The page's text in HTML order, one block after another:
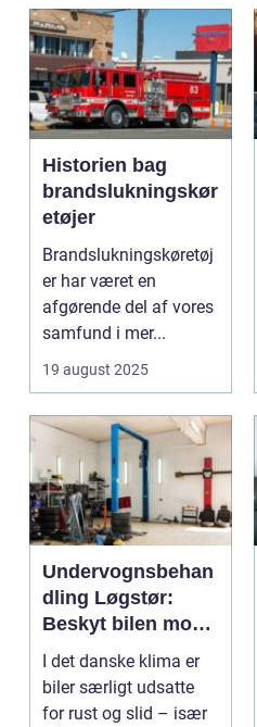
Historien bag
brandslukningskør
etøjer
Brandslukningskøretøj
er har været en
afgørende del af vores
samfund i mer...
19 august 2025
Undervognsbehan
dling Løgstør:
Beskyt bilen mod
rust og slid
I det danske klima er
biler særligt udsatte
for rust og slid – især